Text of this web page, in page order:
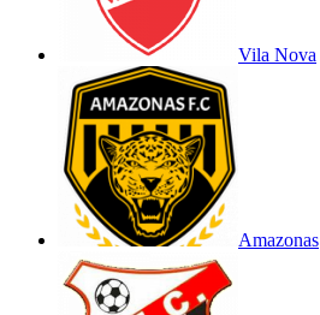
Vila Nova
Amazonas